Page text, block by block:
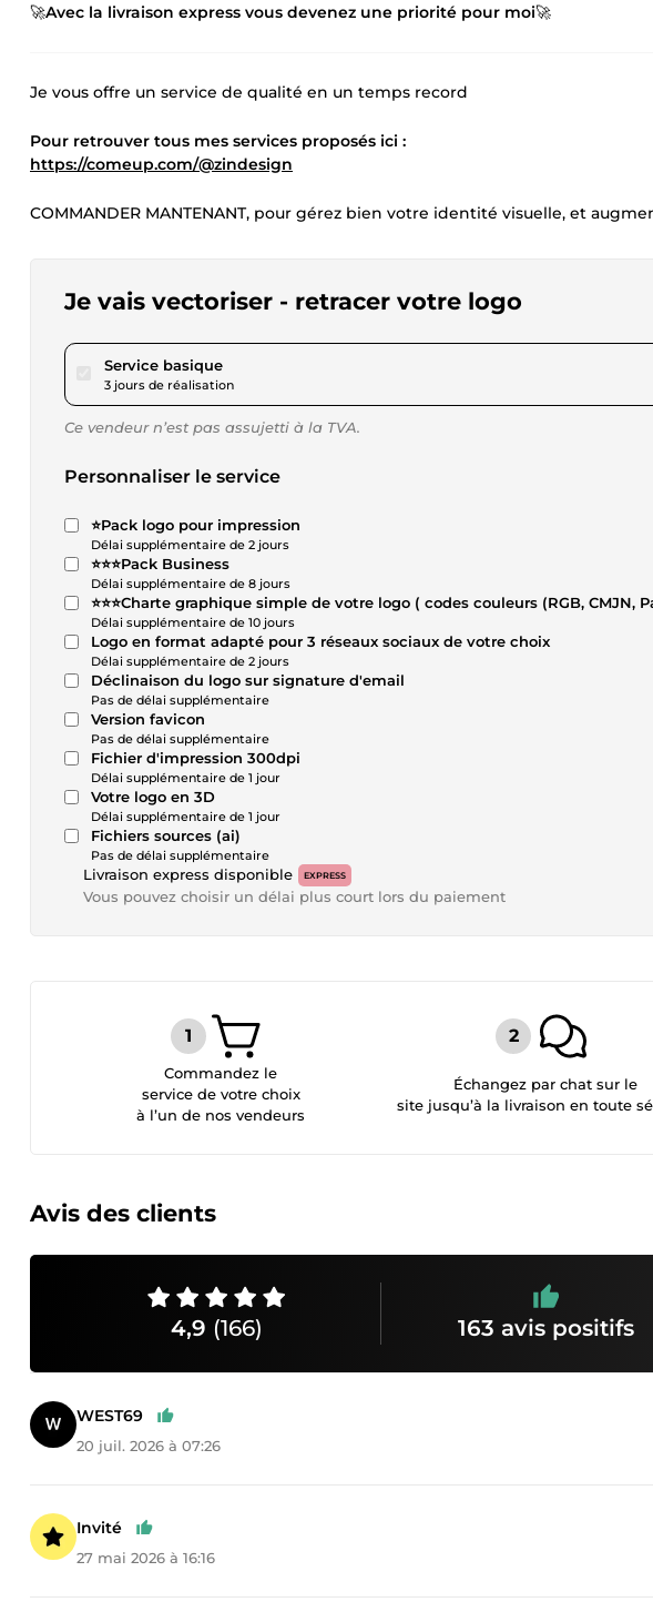
🚀Avec la livraison express vous devenez une priorité pour moi🚀
Je vous offre un service de qualité en un temps record
Pour retrouver tous mes services proposés ici :
https://comeup.com/@zindesign
COMMANDER MANTENANT, pour gérez bien votre identité visuelle, et
Je vais vectoriser - retracer votre logo
Service basiquepour 23,04 $US
3 jours de réalisation
Ce vendeur n’est pas assujetti à la TVA.
Personnaliser le service
⭐Pack logo pour impression
Délai supplémentaire de 2 jours
⭐⭐⭐Pack Business
Délai supplémentaire de 8 jours
⭐⭐⭐Charte graphique simple de votre logo ( codes couleurs (RGB, CMJN,
Délai supplémentaire de 10 jours
Logo en format adapté pour 3 réseaux sociaux de votre choix
Délai supplémentaire de 2 jours
Déclinaison du logo sur signature d'email
Pas de délai supplémentaire
Version favicon
Pas de délai supplémentaire
Fichier d'impression 300dpi
Délai supplémentaire de 1 jour
Votre logo en 3D
Délai supplémentaire de 1 jour
Fichiers sources (ai)
Pas de délai supplémentaire
Livraison express disponible EXPRESS
Vous pouvez choisir un délai plus court lors du paiement
Commandez le
service de votre choix
à l’un de nos vendeurs
Échangez par chat sur le
site jusqu’à la livraison en toute
Avis des clients
4,9 (166) 163 avis positifs
WEST69
20 juil. 2026 à 07:26
Invité
27 mai 2026 à 16:16